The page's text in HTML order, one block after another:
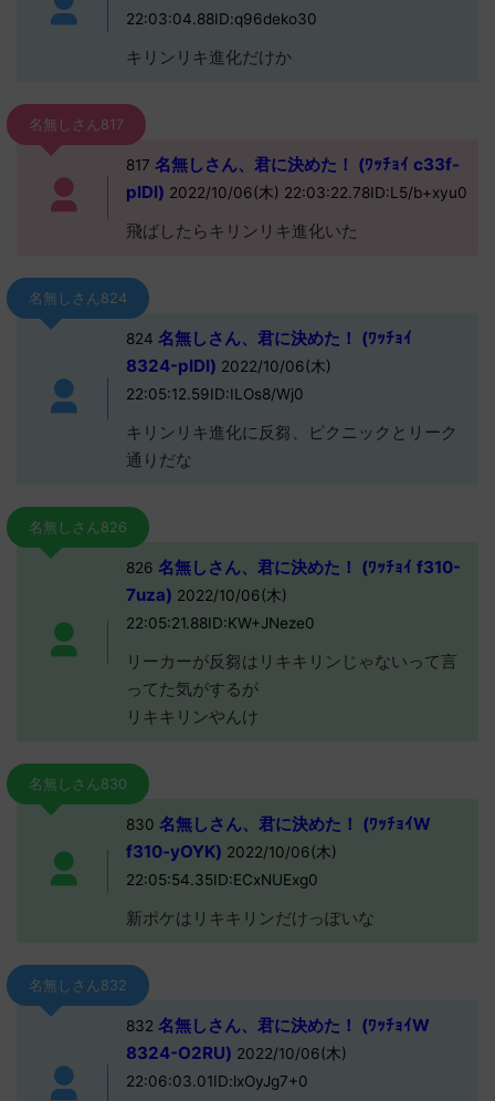
22:03:04.88ID:q96deko30
キリンリキ進化だけか
名無しさん817
817 名無しさん、君に決めた！ (ﾜｯﾁｮｲ c33f-
pIDl) 2022/10/06(木) 22:03:22.78ID:L5/b+xyu0
飛ばしたらキリンリキ進化いた
名無しさん824
824 名無しさん、君に決めた！ (ﾜｯﾁｮｲ
8324-pIDl) 2022/10/06(木)
22:05:12.59ID:ILOs8/Wj0
キリンリキ進化に反芻、ピクニックとリーク
通りだな
名無しさん826
826 名無しさん、君に決めた！ (ﾜｯﾁｮｲ f310-
7uza) 2022/10/06(木)
22:05:21.88ID:KW+JNeze0
リーカーが反芻はリキキリンじゃないって言
ってた気がするが
リキキリンやんけ
名無しさん830
830 名無しさん、君に決めた！ (ﾜｯﾁｮｲW
f310-yOYK) 2022/10/06(木)
22:05:54.35ID:ECxNUExg0
新ポケはリキキリンだけっぽいな
名無しさん832
832 名無しさん、君に決めた！ (ﾜｯﾁｮｲW
8324-O2RU) 2022/10/06(木)
22:06:03.01ID:lxOyJg7+0